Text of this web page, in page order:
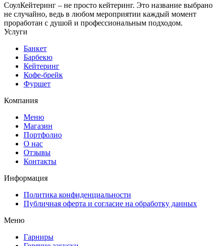
СоулКейтеринг – не просто кейтеринг. Это название выбрано
не случайно, ведь в любом мероприятии каждый момент
проработан с душой и профессиональным подходом.
Услуги
Банкет
Барбекю
Кейтеринг
Кофе-брейк
Фуршет
Компания
Меню
Магазин
Портфолио
О нас
Отзывы
Контакты
Информация
Политика конфиденциальности
Публичная оферта и согласие на обработку данных
Меню
Гарниры